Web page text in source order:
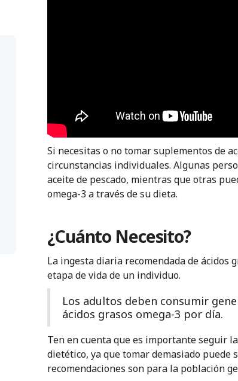
Si necesitas o no tomar suplementos de
circunstancias individuales. Algunas
aceite de pescado, mientras que otras
omega-3 a través de su dieta.
¿Cuánto Necesito?
La ingesta diaria recomendada de ácidos
etapa de vida de un individuo.
Los adultos deben consumir
ácidos grasos omega-3 por día.
Ten en cuenta que es importante seguir
dietético, ya que tomar demasiado puede
recomendaciones son para la población